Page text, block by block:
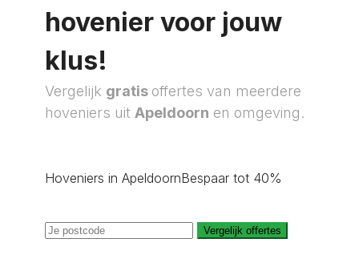
hovenier voor jouw
klus!
Vergelijk gratis offertes van meerdere
hoveniers uit Apeldoorn en omgeving.
Hoveniers in ApeldoornBespaar tot 40%
Vergelijk offertes